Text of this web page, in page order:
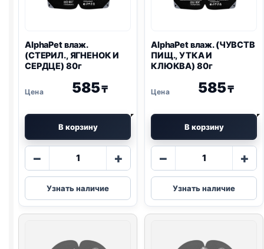
AlphaPet влаж.
(СТЕРИЛ., ЯГНЕНОК И
СЕРДЦЕ) 80г
585₸
В корзину
−
Количество
AlphaPet
влаж.
(СТЕРИЛ.,
+
Узнать наличие
AlphaPet влаж. (ЧУВСТВ
ПИЩ., УТКА И
КЛЮКВА) 80г
585₸
В корзину
−
Количество
AlphaPet
влаж.
(ЧУВСТВ
+
Узнать наличие